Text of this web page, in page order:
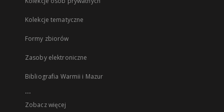
Kolekcje tematyczne
Formy zbiorów
Zasoby elektroniczne
Bibliografia Warmii i Mazur
...
Zobacz więcej